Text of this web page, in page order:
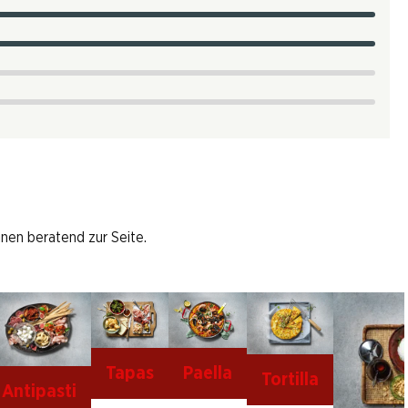
beratend zur Seite.
Antipasti
Tapas Paella Tortilla